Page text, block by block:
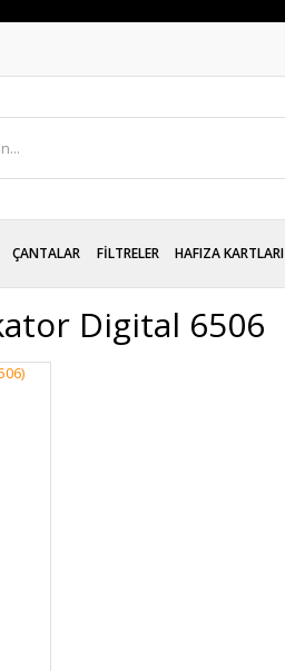
ÇANTALAR FİLTRELER HAFIZA KARTLARI
Digital 6506